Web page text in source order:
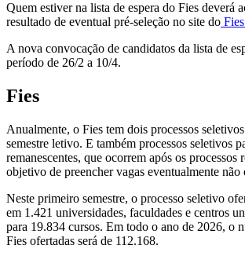
Quem estiver na lista de espera do Fies deverá
resultado de eventual pré-seleção no site do
A nova convocação de candidatos da lista de
período de 26/2 a 10/4.
Fies
Anualmente, o Fies tem dois processos
semestre letivo. E também processos seletivos
remanescentes, que ocorrem após os processos
objetivo de preencher vagas eventualmente não
Neste primeiro semestre, o processo seletivo
em 1.421 universidades, faculdades e centros
para 19.834 cursos. Em todo o ano de 2026, o
Fies ofertadas será de 112.168.